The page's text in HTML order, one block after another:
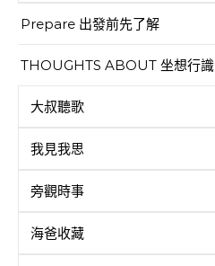
Prepare 出發前先了解
THOUGHTS ABOUT 坐想行識
大叔聽歌
我見我思
旁觀時事
海爸收藏